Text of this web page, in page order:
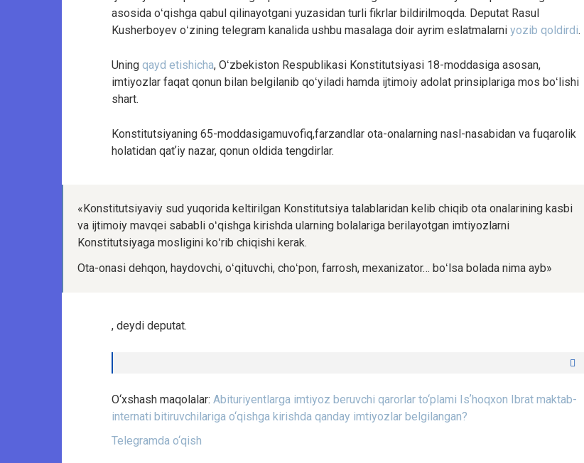
asosida oʻqishga qabul qilinayotgani yuzasidan turli fikrlar bildirilmoqda. Deputat Rasul
Kusherboyev oʻzining telegram kanalida ushbu masalaga doir ayrim eslatmalarni yozib qoldirdi.
Uning qayd etishicha, Oʻzbekiston Respublikasi Konstitutsiyasi 18-moddasiga asosan,
imtiyozlar faqat qonun bilan belgilanib qoʻyiladi hamda ijtimoiy adolat prinsiplariga mos boʻlishi
shart.
Konstitutsiyaning 65-moddasigamuvofiq,farzandlar ota-onalarning nasl-nasabidan va fuqarolik
holatidan qatʼiy nazar, qonun oldida tengdirlar.
«Konstitutsiyaviy sud yuqorida keltirilgan Konstitutsiya talablaridan kelib chiqib ota onalarining kasbi
va ijtimoiy mavqei sababli oʻqishga kirishda ularning bolalariga berilayotgan imtiyozlarni
Konstitutsiyaga mosligini koʻrib chiqishi kerak.
Ota-onasi dehqon, haydovchi, oʻqituvchi, choʻpon, farrosh, mexanizator… boʻlsa bolada nima ayb»
, deydi deputat.
O‘xshash maqolalar: Abituriyentlarga imtiyoz beruvchi qarorlar to‘plami Isʼhoqxon Ibrat maktab-
internati bitiruvchilariga o‘qishga kirishda qanday imtiyozlar belgilangan?
Telegramda o‘qish